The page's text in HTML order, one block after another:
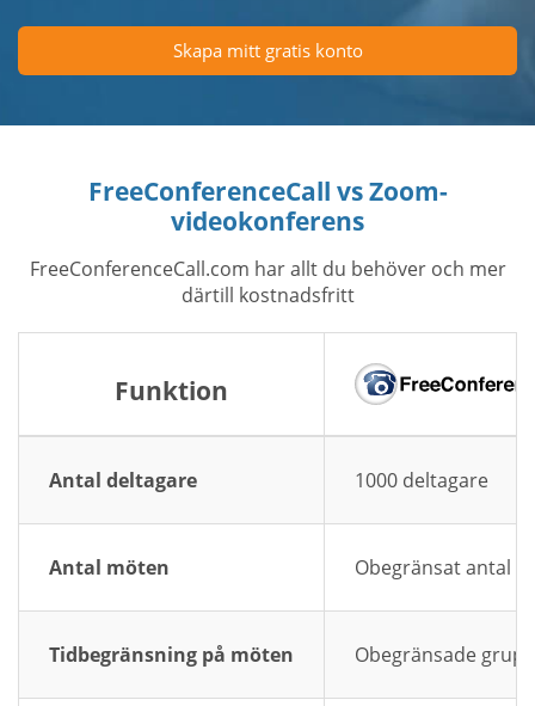
Skapa mitt gratis konto
FreeConferenceCall vs Zoom-
videokonferens
FreeConferenceCall.com har allt du behöver och mer
därtill kostnadsfritt
Funktion
Antal deltagare 1000 deltagare
Antal möten Obegränsat antal
Tidbegränsning på möten Obegränsade